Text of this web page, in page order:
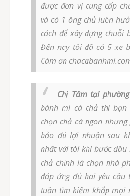
được đơn vị cung cấp
và có 1 ông chủ luôn
cách để xây dựng chuỗi
Đến nay tôi đã có 5 xe
Cám ơn
Chị Tâm tại
bánh mì cá chả thì
chọn chả cá ngon
bảo đủ lợi nhuận sau
nhất với tôi khi bước đầu
chả chính là chọn nhà
đáp ứng đủ hai yêu cầu
tuần tìm kiếm khắp mọi